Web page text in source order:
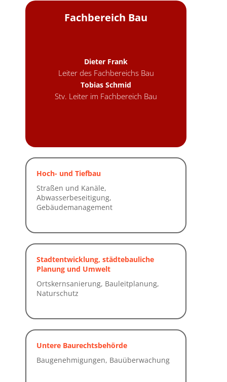
Fachbereich Bau
Dieter Frank
Leiter des Fachbereichs Bau
Tobias Schmid
Stv. Leiter im Fachbereich Bau
Hoch- und Tiefbau
Stadtentwicklung, städtebauliche
Planung und Umwelt
Untere Baurechtsbehörde